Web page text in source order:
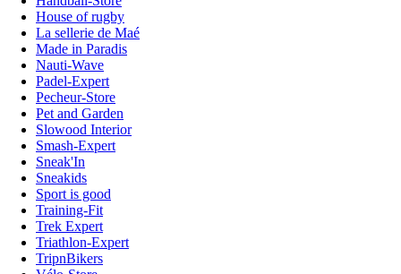
House of rugby
La sellerie de Maé
Made in Paradis
Nauti-Wave
Padel-Expert
Pecheur-Store
Pet and Garden
Slowood Interior
Smash-Expert
Sneak'In
Sneakids
Sport is good
Training-Fit
Trek Expert
Triathlon-Expert
TripnBikers